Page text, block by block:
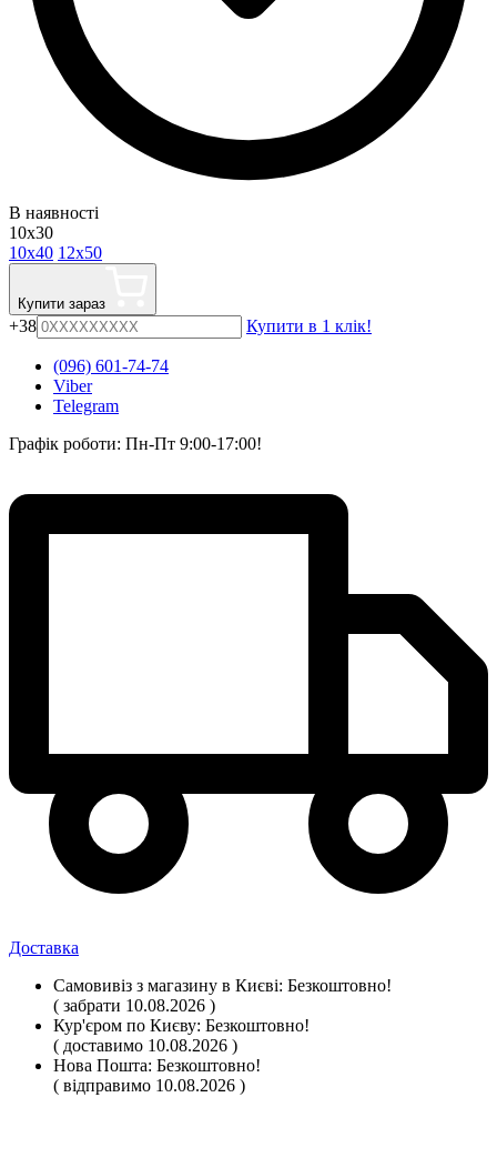
В наявності
10x30
10x40 12x50
Купити зараз
+38 Купити в 1 клік!
(096) 601-74-74
Viber
Telegram
Графік роботи: Пн-Пт 9:00-17:00!
Доставка
Самовивіз з магазину в Києві: Безкоштовно!
( забрати 10.08.2026 )
Кур'єром по Києву: Безкоштовно!
( доставимо 10.08.2026 )
Нова Пошта: Безкоштовно!
( відправимо 10.08.2026 )